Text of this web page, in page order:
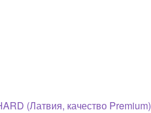
(Латвия, качество Premium)